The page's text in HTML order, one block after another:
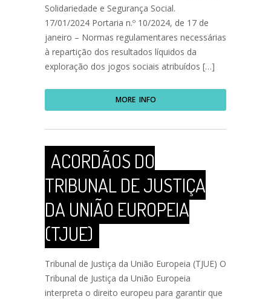
Solidariedade e Segurança Social.
17/01/2024 Portaria n.º 10/2024, de 17 de
janeiro – Normas regulamentares necessárias
à repartição dos resultados líquidos da
exploração dos jogos sociais atribuídos […]
MORE INFO
ACORDÃOS DO
TRIBUNAL DE JUSTIÇA
DA UNIÃO EUROPEIA
(TJUE)
Tribunal de Justiça da União Europeia (TJUE) O
Tribunal de Justiça da União Europeia
interpreta o direito europeu para garantir que